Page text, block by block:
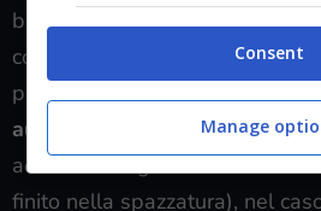
banchetto il tavolo è riempito in
commensali si ingozzano fino a
problema non è il banchetto,
autocontrollo
degli stessi. Se
addurre una giustificazione
finito nella spazzatura), nel
Consent
Manage